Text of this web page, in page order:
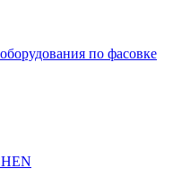
по фасовке